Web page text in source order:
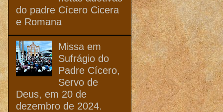
do padre Cícero Cicera
e Romana
Missa em
Sufrágio do
Padre Cícero,
Servo de
Deus, em 20 de
dezembro de 2024.